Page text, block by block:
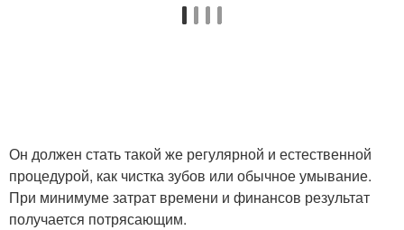
Он должен стать такой же регулярной и естественной
процедурой, как чистка зубов или обычное умывание.
При минимуме затрат времени и финансов результат
получается потрясающим.